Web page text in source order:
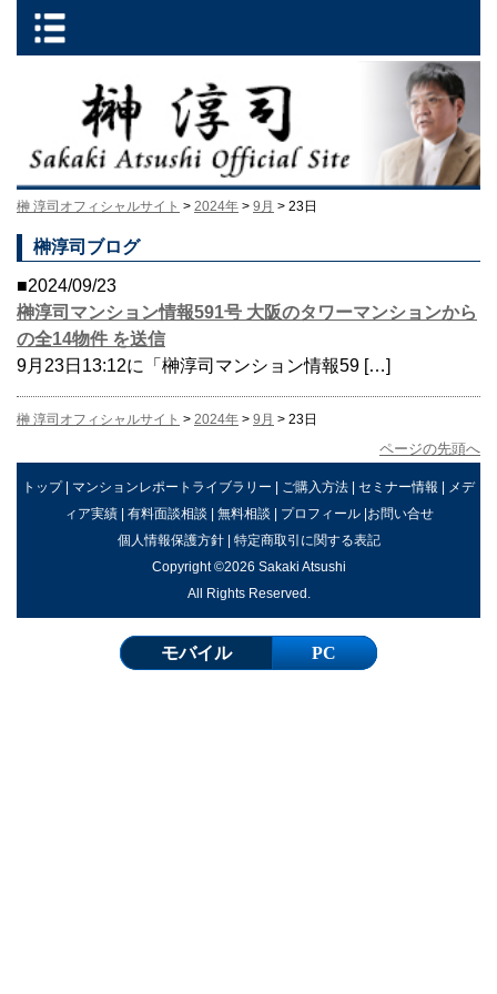
榊 淳司オフィシャルサイト > 2024年 > 9月 > 23日
榊淳司ブログ
■2024/09/23
榊淳司マンション情報591号 大阪のタワーマンションから
の全14物件 を送信
9月23日13:12に「榊淳司マンション情報59 […]
榊 淳司オフィシャルサイト > 2024年 > 9月 > 23日
ページの先頭へ
トップ| マンションレポートライブラリー | ご購入方法 | セミナー情報 | メデ
ィア実績| 有料面談相談 | 無料相談 | プロフィール|お問い合せ
個人情報保護方針| 特定商取引に関する表記
Copyright ©2026 Sakaki Atsushi
All Rights Reserved.
モバイル PC